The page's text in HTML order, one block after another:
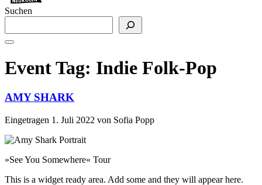
Suchen
Event Tag: Indie Folk-Pop
AMY SHARK
Eingetragen 1. Juli 2022 von Sofia Popp
»See You Somewhere« Tour
This is a widget ready area. Add some and they will appear here.